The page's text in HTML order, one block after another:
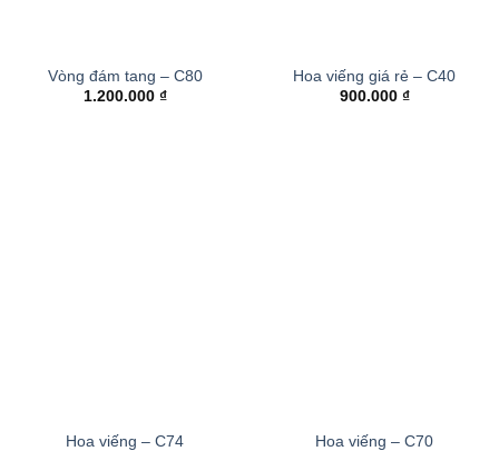
Vòng đám tang – C80
1.200.000 ₫
Hoa viếng giá rẻ – C40
900.000 ₫
Hoa viếng – C74
Hoa viếng – C70